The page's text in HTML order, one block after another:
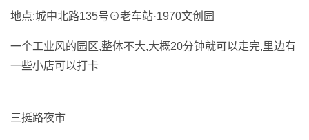
地点:城中北路135号⊙老车站·1970文创园
一个工业风的园区,整体不大,大概20分钟就可以走完,里边有
一些小店可以打卡
三挺路夜市